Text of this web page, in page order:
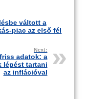
váltott a
piac az első fél
Next:
adatok: a
lépést tartani
az inflációval